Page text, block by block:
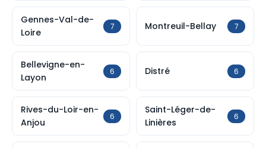
Gennes-Val-de-
Loire
7 Montreuil-Bellay 7
Bellevigne-en-
Layon
6 Distré 6
Rives-du-Loir-en-
Anjou
6
Saint-Léger-de-
Linières
6